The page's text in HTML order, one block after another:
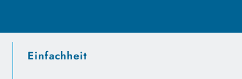
Einfachheit